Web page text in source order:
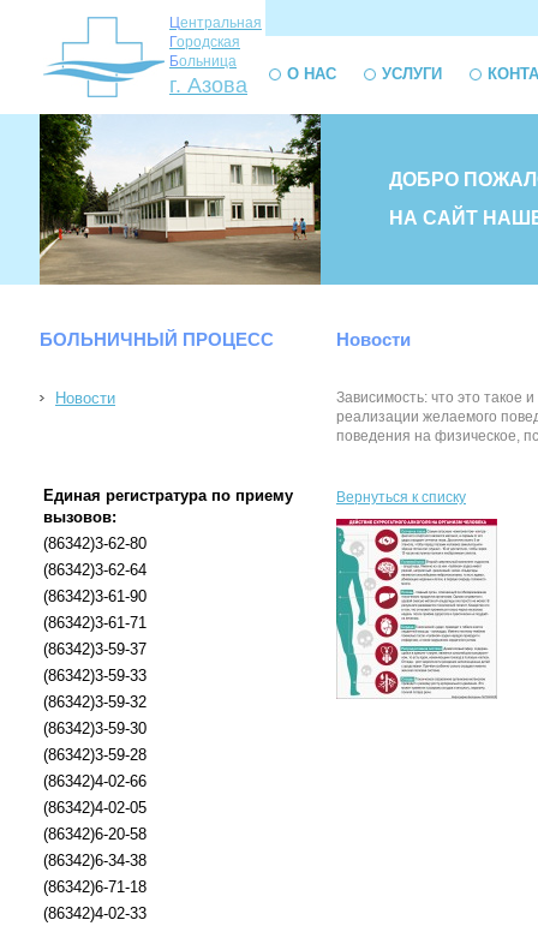
Центральная
Городская
Больница
г. Азова О НАС УСЛУГИ
ДОБРО
НА САЙТ
БОЛЬНИЧНЫЙ ПРОЦЕСС
Новости
Единая регистратура по приему
вызовов:
(86342)3-62-80
(86342)3-62-64
(86342)3-61-90
(86342)3-61-71
(86342)3-59-37
(86342)3-59-33
(86342)3-59-32
(86342)3-59-30
(86342)3-59-28
(86342)4-02-66
(86342)4-02-05
(86342)6-20-58
(86342)6-34-38
(86342)6-71-18
(86342)4-02-33
Новости
Зависимость: что это
реализации желаемого
поведения на физическое,
Вернуться к списку